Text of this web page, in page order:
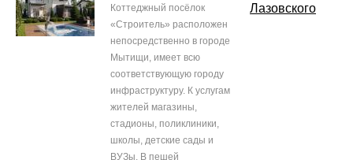
Коттеджный посёлок
«Строитель» расположен
непосредственно в городе
Мытищи, имеет всю
соответствующую городу
инфраструктуру. К услугам
жителей магазины,
стадионы, поликлиники,
школы, детские сады и
ВУЗы. В пешей
Лазовского